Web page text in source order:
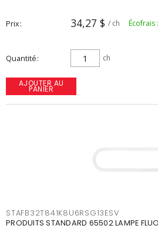
Prix 34,27 $ / ch Écofrais
Quantité ch
AJOUTER AU
PANIER
STAFB32T841K8U6RSG13ESV
PRODUITS STANDARD 65502 LAMPE